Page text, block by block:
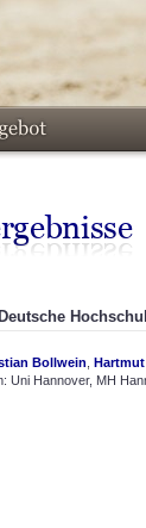
Bollwein
Uni Hannover, MH